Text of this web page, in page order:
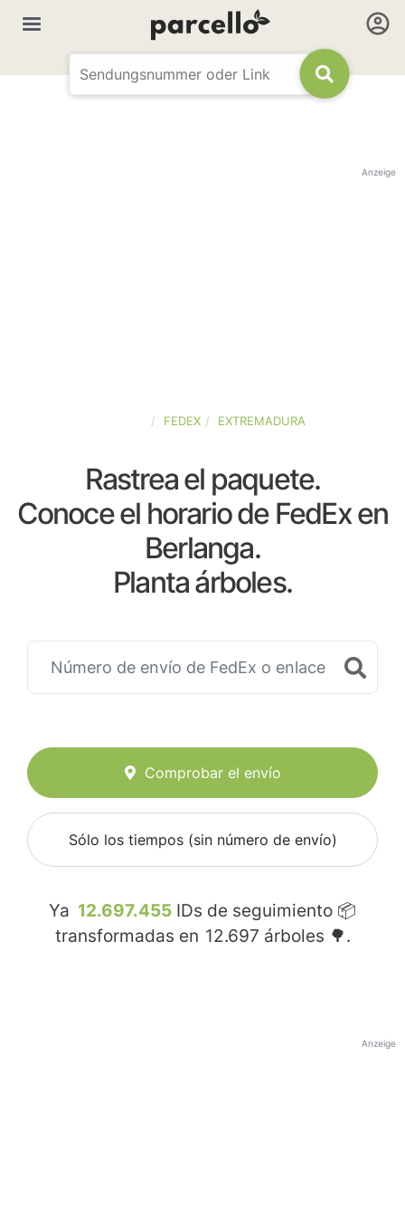
Anzeige
FEDEX EXTREMADURA
Rastrea el paquete.
Conoce el horario de FedEx en
Berlanga.
Planta árboles.
Comprobar el envío
Sólo los tiempos (sin número de envío)
Ya 12.697.455 IDs de seguimiento 📦
transformadas en 12.697 árboles 🌳.
Anzeige